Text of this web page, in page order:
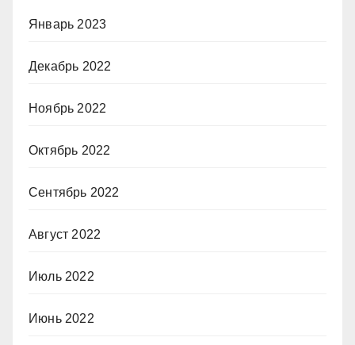
Январь 2023
Декабрь 2022
Ноябрь 2022
Октябрь 2022
Сентябрь 2022
Август 2022
Июль 2022
Июнь 2022